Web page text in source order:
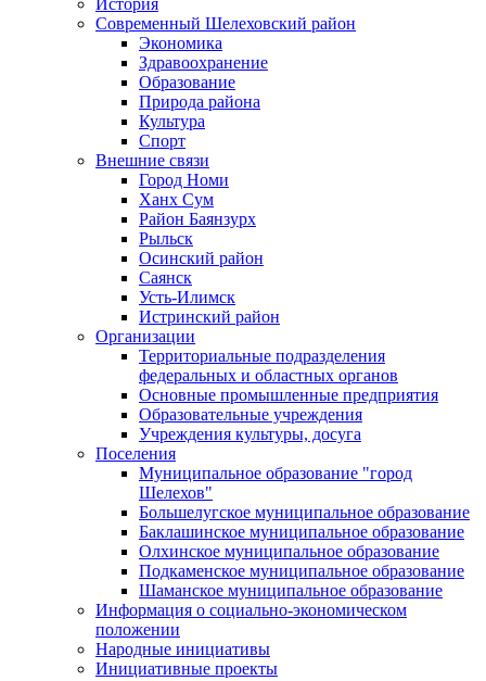
Современный Шелеховский район
Экономика
Здравоохранение
Образование
Природа района
Культура
Спорт
Внешние связи
Город Номи
Ханх Сум
Район Баянзурх
Рыльск
Осинский район
Саянск
Усть-Илимск
Истринский район
Организации
Территориальные подразделения
федеральных и областных органов
Основные промышленные предприятия
Образовательные учреждения
Учреждения культуры, досуга
Поселения
Муниципальное образование "город
Шелехов"
Большелугское муниципальное образование
Баклашинское муниципальное образование
Олхинское муниципальное образование
Подкаменское муниципальное образование
Шаманское муниципальное образование
Информация о социально-экономическом
положении
Народные инициативы
Инициативные проекты